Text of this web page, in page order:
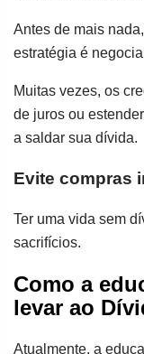
Antes de mais
estratégia é
Muitas vezes, os
de juros ou
a saldar sua dívida.
Evite compras
Ter uma vida sem
sacrifícios.
Como a
levar ao
Atualmente, a